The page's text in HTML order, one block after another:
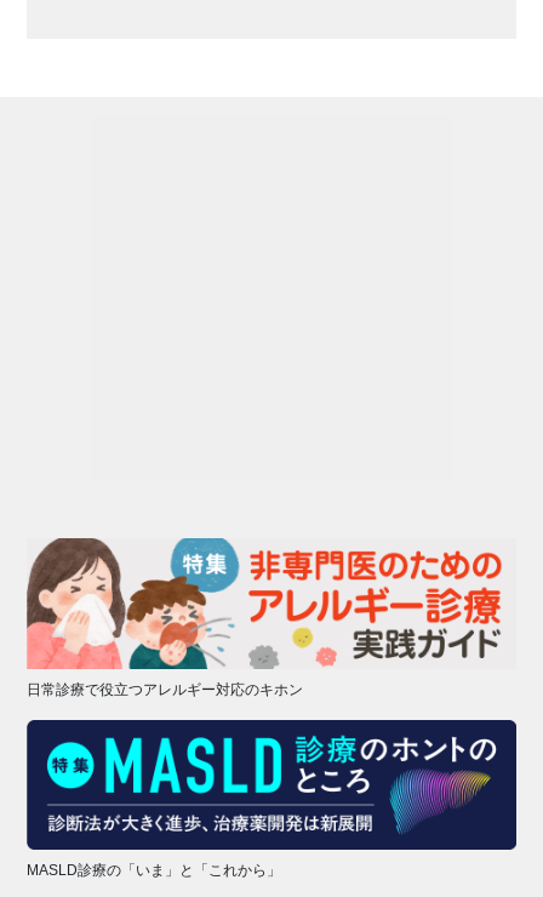
日常診療で役立つアレルギー対応のキホン
MASLD診療の「いま」と「これから」